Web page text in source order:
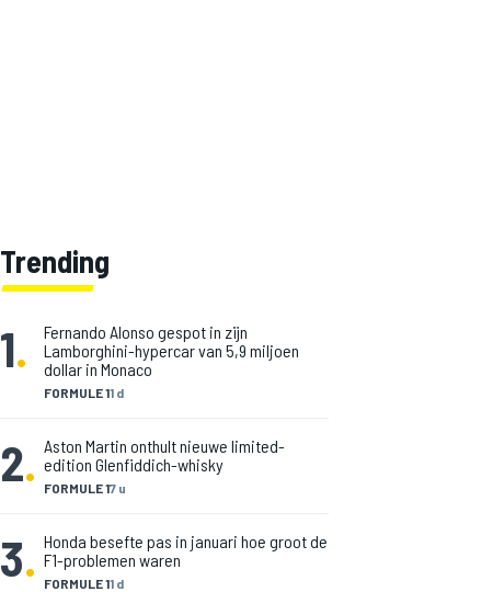
Trending
1.
FORMULE 11 d
Fernando Alonso gespot in zijn
Lamborghini-hypercar van 5,9 miljoen
dollar in Monaco
2. FORMULE 17 u
Aston Martin onthult nieuwe limited-
edition Glenfiddich-whisky
3. FORMULE 11 d
Honda besefte pas in januari hoe groot de
F1-problemen waren